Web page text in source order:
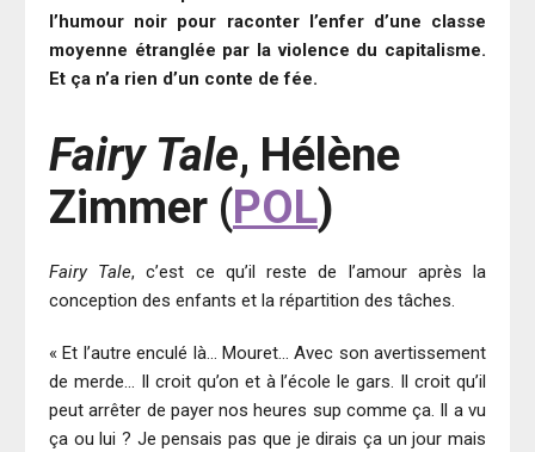
l’humour noir pour raconter l’enfer d’une classe
moyenne étranglée par la violence du capitalisme.
Et ça n’a rien d’un conte de fée.
Fairy Tale, Hélène
Zimmer (POL)
Fairy Tale, c’est ce qu’il reste de l’amour après la
conception des enfants et la répartition des tâches.
« Et l’autre enculé là… Mouret… Avec son avertissement
de merde… Il croit qu’on et à l’école le gars. Il croit qu’il
peut arrêter de payer nos heures sup comme ça. Il a vu
ça ou lui ? Je pensais pas que je dirais ça un jour mais